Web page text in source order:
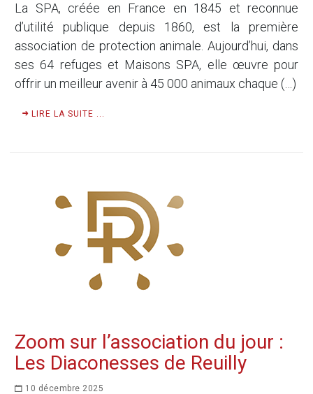
La SPA, créée en France en 1845 et reconnue
d’utilité publique depuis 1860, est la première
association de protection animale. Aujourd’hui, dans
ses 64 refuges et Maisons SPA, elle œuvre pour
offrir un meilleur avenir à 45 000 animaux chaque (…)
LIRE LA SUITE ...
Zoom sur l’association du jour :
Les Diaconesses de Reuilly
10 décembre 2025